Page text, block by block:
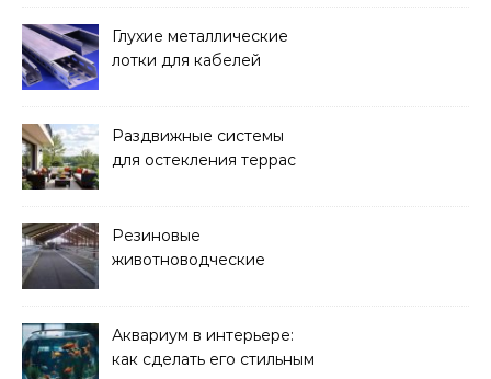
Глухие металлические
лотки для кабелей
Раздвижные системы
для остекления террас
Резиновые
животноводческие
решать
Аквариум в интерьере:
как сделать его стильным